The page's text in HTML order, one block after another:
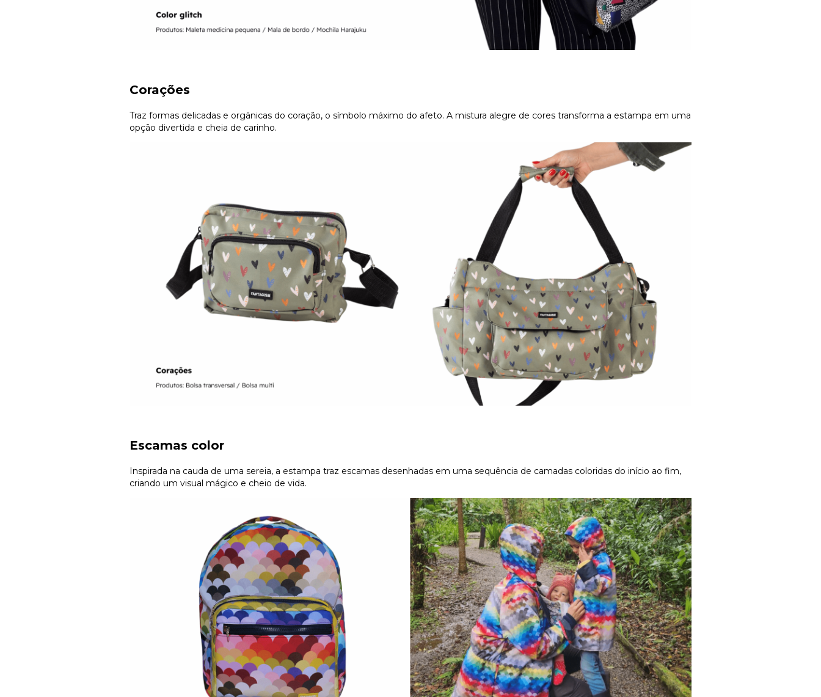
Corações
Traz formas delicadas e orgânicas do coração, o símbolo máximo do afeto. A mistura alegre de cores transforma a estampa em uma
opção divertida e cheia de carinho.
Escamas color
Inspirada na cauda de uma sereia, a estampa traz escamas desenhadas em uma sequência de camadas coloridas do início ao fim,
criando um visual mágico e cheio de vida.